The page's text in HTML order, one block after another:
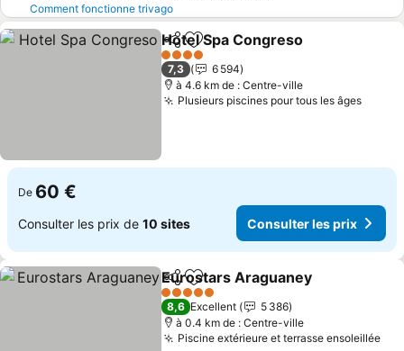
Comment fonctionne trivago
PartagerAjouter à mes favoris
Hotel Spa Congreso
4 Étoiles
7,3
6 594
à 4.6 km de : Centre-ville
Plusieurs piscines pour tous les âges
De 60 €
Consulter les prix de 10 sites Consulter les prix
PartagerAjouter à mes favoris
Eurostars Araguaney
5 Étoiles
8,6 Excellent
5 386
à 0.4 km de : Centre-ville
Piscine extérieure et terrasse ensoleillée